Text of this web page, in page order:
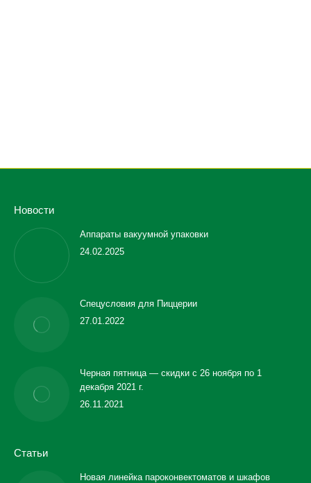
Новости
Аппараты вакуумной упаковки
24.02.2025
Спецусловия для Пиццерии
27.01.2022
Черная пятница — скидки с 26 ноября по 1
декабря 2021 г.
26.11.2021
Статьи
Новая линейка пароконвектоматов и шкафов